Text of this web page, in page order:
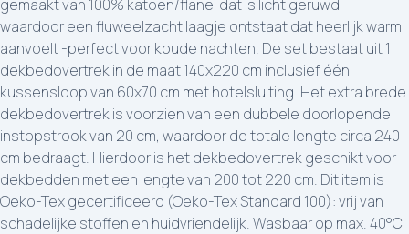
gemaakt van 100% katoen/flanel dat is licht geruwd,
waardoor een fluweelzacht laagje ontstaat dat heerlijk warm
aanvoelt -perfect voor koude nachten. De set bestaat uit 1
dekbedovertrek in de maat 140x220 cm inclusief één
kussensloop van 60x70 cm met hotelsluiting. Het extra brede
dekbedovertrek is voorzien van een dubbele doorlopende
instopstrook van 20 cm, waardoor de totale lengte circa 240
cm bedraagt. Hierdoor is het dekbedovertrek geschikt voor
dekbedden met een lengte van 200 tot 220 cm. Dit item is
Oeko-Tex gecertificeerd (Oeko-Tex Standard 100): vrij van
schadelijke stoffen en huidvriendelijk. Wasbaar op max. 40°C